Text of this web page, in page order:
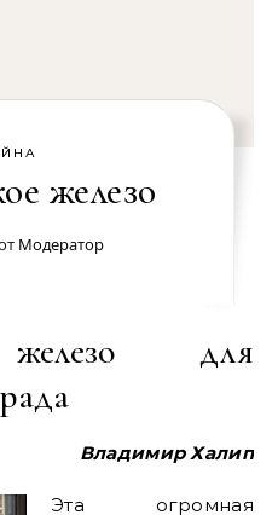
железо
Модератор
железо для
Владимир Халип
Эта огромная